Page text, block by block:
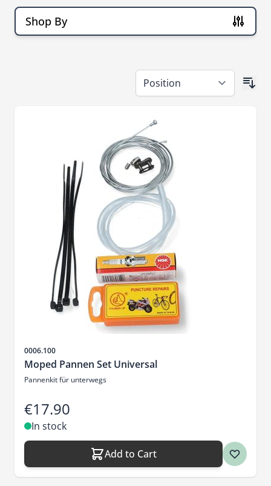
Shop By
Sku
0006.100
Moped Pannen Set Universal
Pannenkit für unterwegs
€17.90
In stock
Add to Cart